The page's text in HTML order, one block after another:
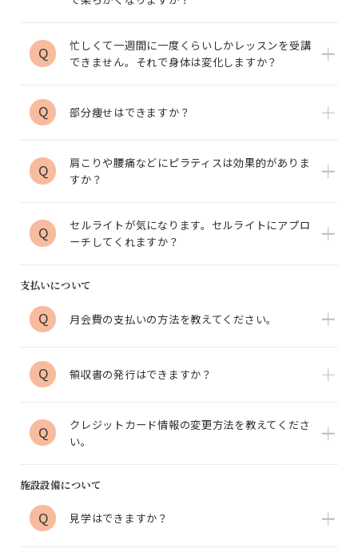
Q
忙しくて一週間に一度くらいしかレッスンを受講
できません。それで身体は変化しますか？
Q 部分痩せはできますか？
Q
肩こりや腰痛などにピラティスは効果的がありま
すか？
Q
セルライトが気になります。セルライトにアプロ
ーチしてくれますか？
支払いについて
Q 月会費の支払いの方法を教えてください。
Q 領収書の発行はできますか？
Q
クレジットカード情報の変更方法を教えてくださ
い。
施設設備について
Q 見学はできますか？